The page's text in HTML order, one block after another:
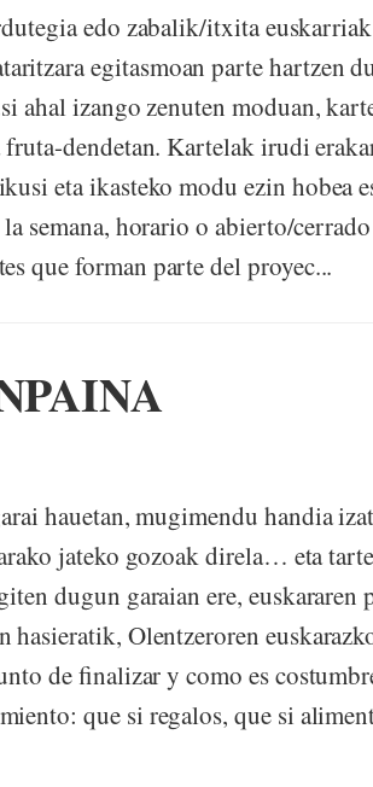
edo zabalik/itxita
egitasmoan parte hartzen
ahal izango zenuten moduan,
dendetan. Kartelak irudi
eta ikasteko modu ezin hobea
semana, horario o abierto/
que forman parte del proyec...
hauetan, mugimendu handia
jateko gozoak direla… eta
dugun garaian ere, euskararen
hasieratik, Olentzeroren
de finalizar y como es
que si regalos, que si